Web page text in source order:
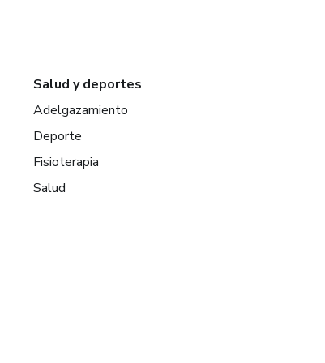
Salud y deportes
Adelgazamiento
Deporte
Fisioterapia
Salud